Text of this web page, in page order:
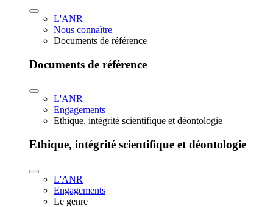
L'ANR
Nous connaître
Documents de référence
Documents de référence
L'ANR
Engagements
Ethique, intégrité scientifique et déontologie
Ethique, intégrité scientifique et déontologie
L'ANR
Engagements
Le genre